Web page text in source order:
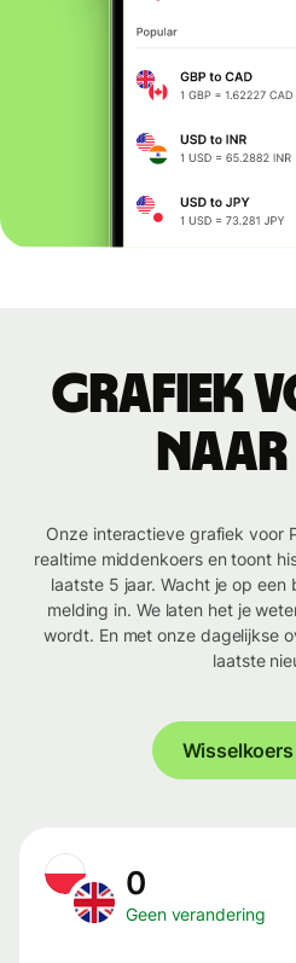
Grafiek
naar
Onze interactieve grafiek voor
realtime middenkoers en toont
laatste 5 jaar. Wacht je op een
melding in. We laten het je
wordt. En met onze dagelijkse
laatste
0
Geen verandering